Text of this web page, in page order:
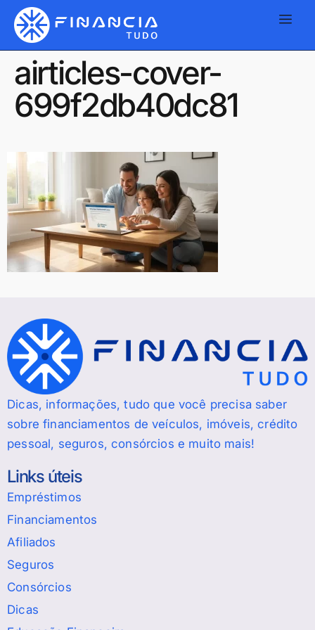
airticles-cover-
699f2db40dc81
Dicas, informações, tudo que você precisa saber
sobre financiamentos de veículos, imóveis, crédito
pessoal, seguros, consórcios e muito mais!
Links úteis
Empréstimos
Financiamentos
Afiliados
Seguros
Consórcios
Dicas